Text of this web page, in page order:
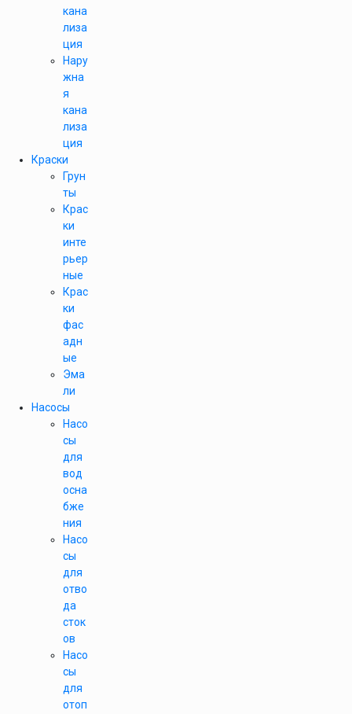
кана
лиза
ция
Нару
жна
я
кана
лиза
ция
Краски
Грун
ты
Крас
ки
инте
рьер
ные
Крас
ки
фас
адн
ые
Эма
ли
Насосы
Насо
сы
для
вод
осна
бже
ния
Насо
сы
для
отво
да
сток
ов
Насо
сы
для
отоп